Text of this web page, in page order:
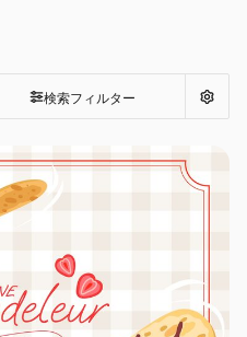
検索フィルター